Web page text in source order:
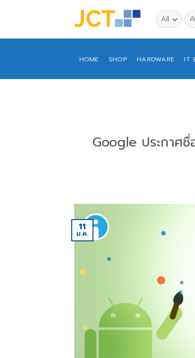
ค้นห
HOME SHOP HARDWARE IT
Google ประกาศ
11
ม.ค.